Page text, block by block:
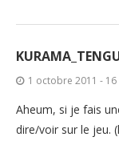
1 octobre 2011 - 16
Aheum, si je fais
dire/voir sur le jeu.